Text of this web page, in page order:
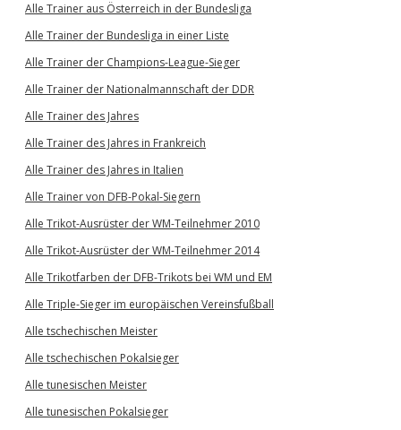
Alle Trainer aus Österreich in der Bundesliga
Alle Trainer der Bundesliga in einer Liste
Alle Trainer der Champions-League-Sieger
Alle Trainer der Nationalmannschaft der DDR
Alle Trainer des Jahres
Alle Trainer des Jahres in Frankreich
Alle Trainer des Jahres in Italien
Alle Trainer von DFB-Pokal-Siegern
Alle Trikot-Ausrüster der WM-Teilnehmer 2010
Alle Trikot-Ausrüster der WM-Teilnehmer 2014
Alle Trikotfarben der DFB-Trikots bei WM und EM
Alle Triple-Sieger im europäischen Vereinsfußball
Alle tschechischen Meister
Alle tschechischen Pokalsieger
Alle tunesischen Meister
Alle tunesischen Pokalsieger